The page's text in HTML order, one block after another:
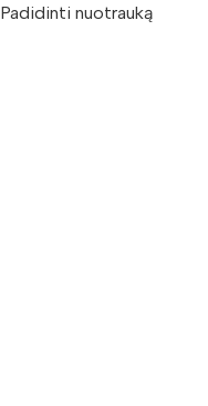
Padidinti nuotrauką